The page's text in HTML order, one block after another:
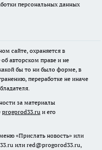
персональных данных
сайте, охраняется в
авторском праве и не
бы то ни было форме, в
переработке не иначе
за материалы
progorod33.ru и его
«Прислать новость» или
или red@progorod33.ru,